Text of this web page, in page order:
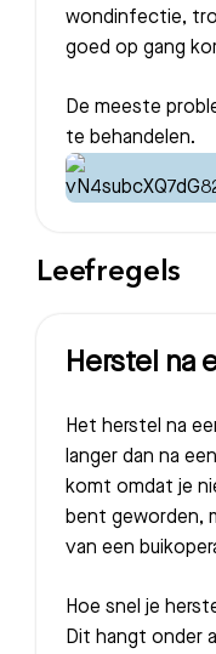
wondinfectie,
goed op gang
De meeste
te behandelen.
Leefregels
Herstel na
Het herstel na
langer dan na
komt omdat je
bent geworden,
van een
Hoe snel je
Dit hangt onder